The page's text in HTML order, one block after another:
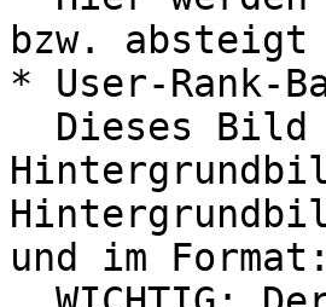
bzw. absteigt
* User-Rank-
und im